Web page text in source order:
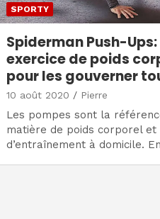
SPORTY
Spiderman Push-Ups:
exercice de poids
pour les gouverner
10 août 2020 Pierre
Les pompes sont la
matière de poids corporel et
d’entraînement à domicile.